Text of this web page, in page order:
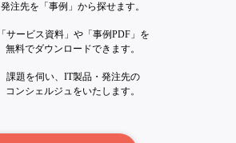
発注先を「事例」から探せます。
「サービス資料」や「事例PDF」を
無料でダウンロードできます。
課題を伺い、IT製品・発注先の
コンシェルジュをいたします。